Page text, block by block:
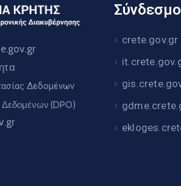
Δεδομένων
(DPO)
crete.gov.gr